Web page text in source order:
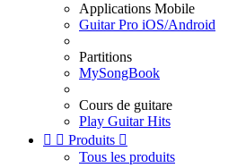
Applications Mobile
Guitar Pro iOS/Android
Partitions
MySongBook
Cours de guitare
Play Guitar Hits
  Produits 
Tous les produits